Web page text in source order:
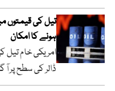
تیل کی قیمتوں
ہونے کا امکان
ڈالر کی سطح پر آ